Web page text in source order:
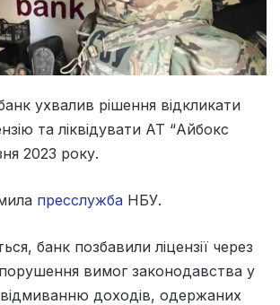
ухвалив рішення відкликати
та ліквідувати АТ “Айбокс
2023 року.
пресслужба НБУ.
банк позбавили ліцензії через
вимог законодавства у
відмиванню доходів, одержаних